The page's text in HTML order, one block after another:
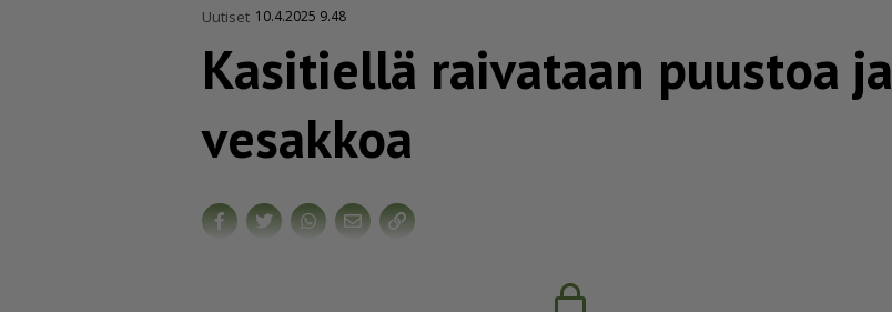
Uutiset 10.4.2025 9.48
Kasitiellä raivataan puustoa ja
vesakkoa